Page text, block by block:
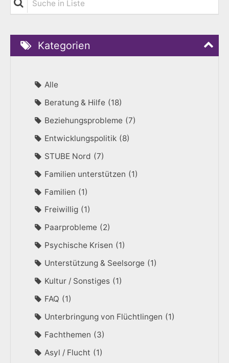
Kategorien
Alle
Beratung & Hilfe
18
Beziehungsprobleme
7
Entwicklungspolitik
8
STUBE Nord
7
Familien unterstützen
1
Familien
1
Freiwillig
1
Paarprobleme
2
Psychische Krisen
1
Unterstützung & Seelsorge
1
Kultur / Sonstiges
1
FAQ
1
Unterbringung von Flüchtlingen
1
Fachthemen
3
Asyl / Flucht
1